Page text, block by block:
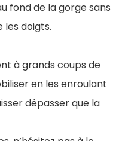
fond de la gorge sans
les doigts.
à grands coups de
en les enroulant
dépasser que la